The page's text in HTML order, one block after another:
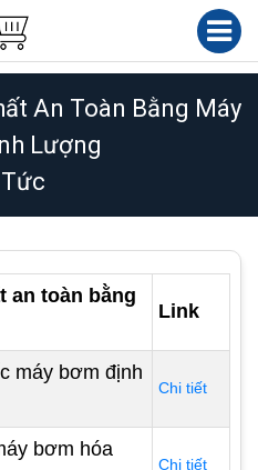
An Toàn Bằng Máy
Lượng
an toàn bằng
Link
máy bơm định
Chi tiết
bơm hóa
Chi tiết